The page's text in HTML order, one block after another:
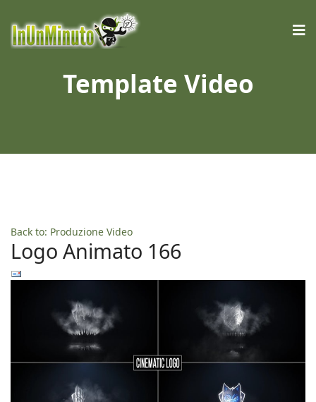
Template Video
Back to: Produzione Video
Logo Animato 166